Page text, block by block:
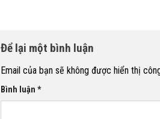
Để lại một bình luận
Email của bạn sẽ không được hiển thị
Bình luận *